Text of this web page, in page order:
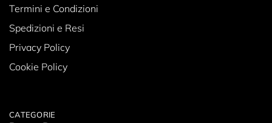
Termini e Condizioni
Spedizioni e Resi
Privacy Policy
Cookie Policy
CATEGORIE